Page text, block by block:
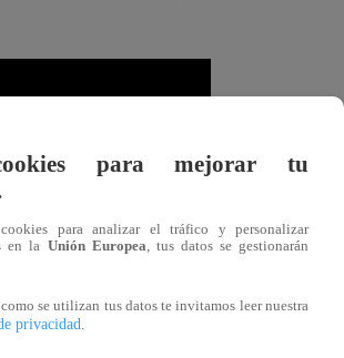
como Jano Baca
“Se vuela un
Mateo…”
para mejorar tu
para analizar el tráfico y personalizar
en la Unión Europea, tus datos se gestionarán
se utilizan tus datos te invitamos leer nuestra
privacidad.